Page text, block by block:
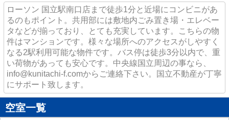
ローソン 国立駅南口店まで徒歩1分と近場にコンビニがあ
るのもポイント。共用部には敷地内ごみ置き場・エレベー
タなどが揃っており、とても充実しています。こちらの物
件はマンションです。様々な場所へのアクセスがしやすく
なる2駅利用可能な物件です。バス停は徒歩3分以内で、重
い荷物があっても安心です。中央線国立周辺の事なら、
info@kunitachi-f.comからご連絡下さい。国立不動産が丁寧
にサポート致します。
空室一覧